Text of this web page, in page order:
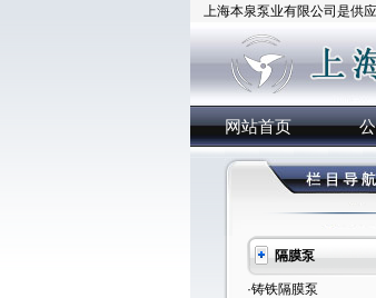
上海本泉泵业有限公司是供
网站首页
隔膜泵
·铸铁隔膜泵